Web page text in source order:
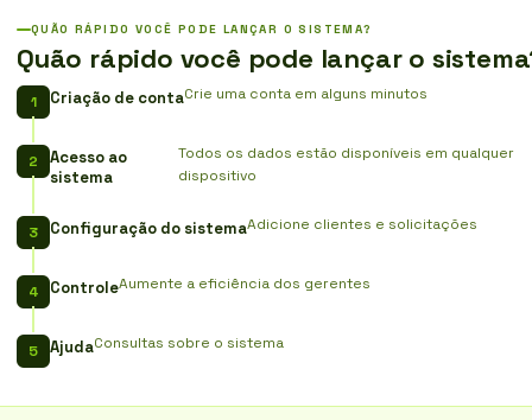
QUÃO RÁPIDO VOCÊ PODE LANÇAR O SISTEMA?
Quão rápido você pode lançar o
Criação de contaCrie uma conta em alguns minutos
Acesso ao
sistema
Todos os dados estão disponíveis em qualquer
dispositivo
Configuração do sistemaAdicione clientes e solicitações
ControleAumente a eficiência dos gerentes
AjudaConsultas sobre o sistema